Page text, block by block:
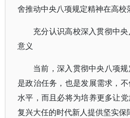
舍推动中央八项规定精神在高校
充分认识高校深入贯彻中
意义
当前，深入贯彻中央八项
是政治任务，也是发展需求，
水平，而且必将为培养更多让
复兴大任的时代新人提供坚实保